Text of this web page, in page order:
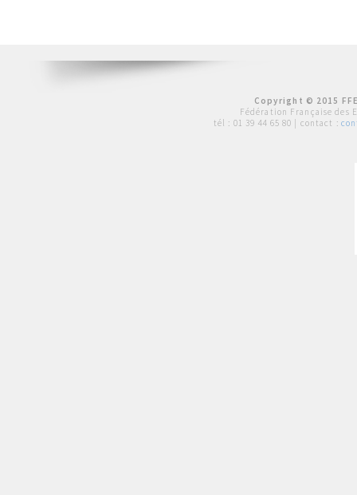
Copyright © 2015
Fédération Française des
tél : 01 39 44 65 80 | contact :